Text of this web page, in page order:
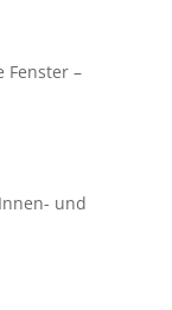
Fenster –
und